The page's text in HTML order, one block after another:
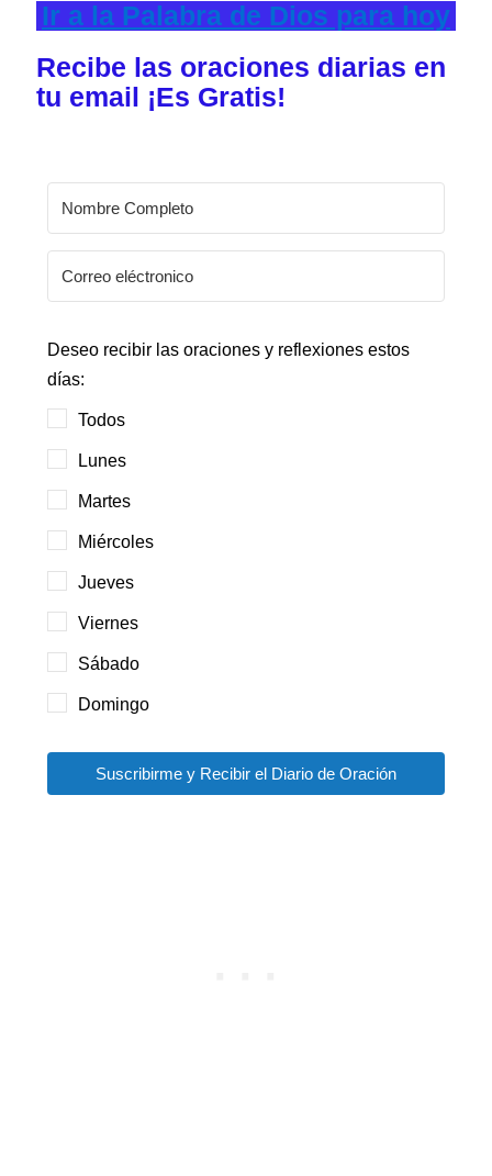
Ir a la Palabra de Dios para hoy
Recibe las oraciones diarias en
tu email ¡Es Gratis!
Deseo recibir las oraciones y reflexiones estos
días:
Todos
Lunes
Martes
Miércoles
Jueves
Viernes
Sábado
Domingo
Suscribirme y Recibir el Diario de Oración